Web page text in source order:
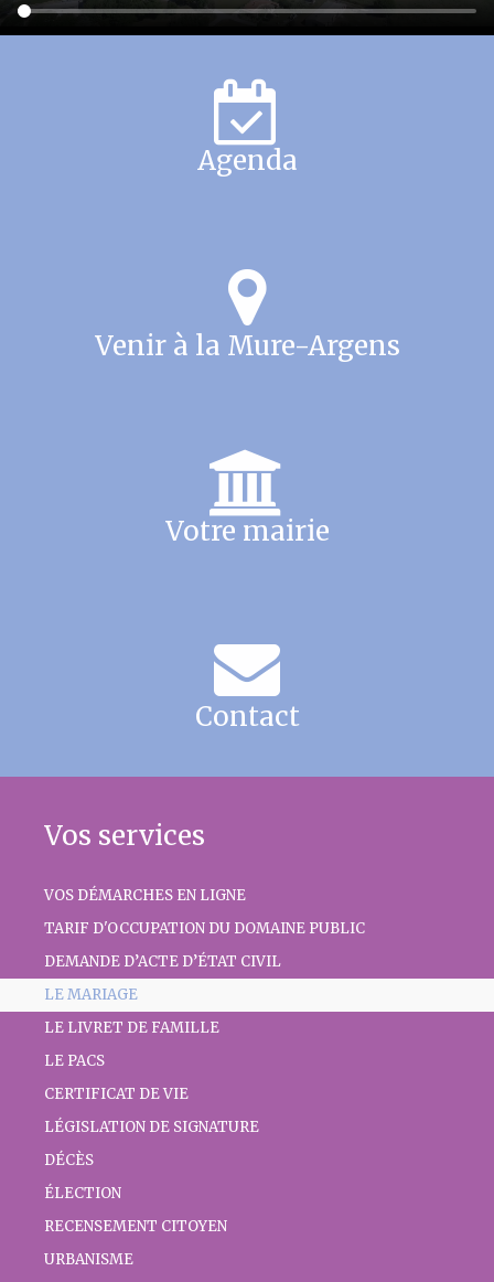
Agenda
Venir à la Mure-Argens
Votre mairie
Contact
Vos services
VOS DÉMARCHES EN LIGNE
TARIF D'OCCUPATION DU DOMAINE PUBLIC
DEMANDE D’ACTE D’ÉTAT CIVIL
LE MARIAGE
LE LIVRET DE FAMILLE
LE PACS
CERTIFICAT DE VIE
LÉGISLATION DE SIGNATURE
DÉCÈS
ÉLECTION
RECENSEMENT CITOYEN
URBANISME